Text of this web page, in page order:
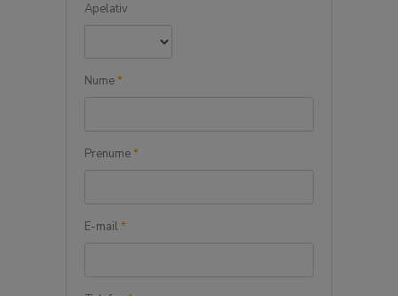
Apelativ
Nume*
Prenume*
E-mail*